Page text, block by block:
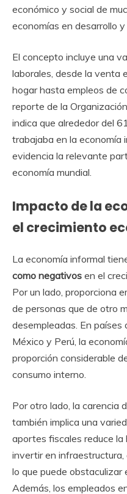
económico y social de
economías en desarrollo
El concepto incluye una
laborales, desde la venta
hogar hasta empleos de
reporte de la
indica que alrededor del
trabajaba en la economía
evidencia la relevante
economía mundial.
Impacto de la
el crecimiento
La economía informal
como negativos en el
Por un lado, proporciona
de personas que de otro
desempleadas. En
México y Perú, la
proporción considerable
consumo interno.
Por otro lado, la carencia
también implica una
aportes fiscales reduce la
invertir en infraestructura,
lo que puede obstaculizar
Además, los empleados